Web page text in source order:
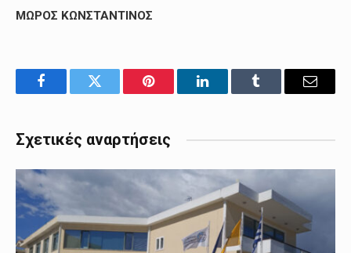
ΜΩΡΟΣ ΚΩΝΣΤΑΝΤΙΝΟΣ
FacebookTwitter Pinterest LinkedInTumblr Email
Σχετικές αναρτήσεις